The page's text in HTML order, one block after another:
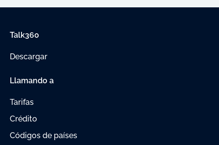
Talk360
Descargar
Llamando a
Tarifas
Crédito
Códigos de países